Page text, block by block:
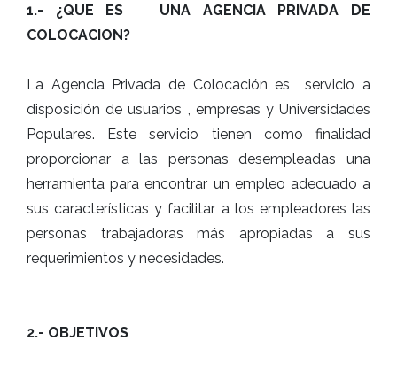
1.- ¿QUE ES UNA AGENCIA PRIVADA DE
COLOCACION?
La Agencia Privada de Colocación es servicio a
disposición de usuarios , empresas y Universidades
Populares. Este servicio tienen como finalidad
proporcionar a las personas desempleadas una
herramienta para encontrar un empleo adecuado a
sus características y facilitar a los empleadores las
personas trabajadoras más apropiadas a sus
requerimientos y necesidades.
2.- OBJETIVOS